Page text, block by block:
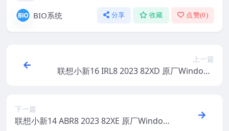
BIO系统 分享 收藏 点赞(0)
上一篇
联想小新16 IRL8 2023 82XD 原厂Windows
下一篇
联想小新14 ABR8 2023 82XE 原厂Window